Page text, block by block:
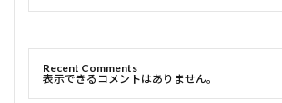
Recent Comments
表示できるコメントはありません。